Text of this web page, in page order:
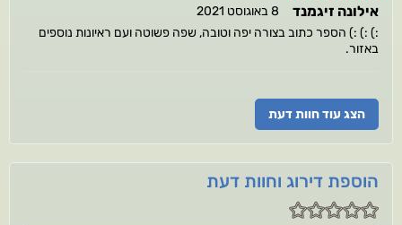
אילונה זיגמנד
8 באוגוסט 2021
:) :) :) הספר כתוב בצורה יפה וטובה, שפה פשוטה ועם ראיונות נוספים
באזור.
הצג עוד חוות דעת
הוספת דירוג וחוות דעת